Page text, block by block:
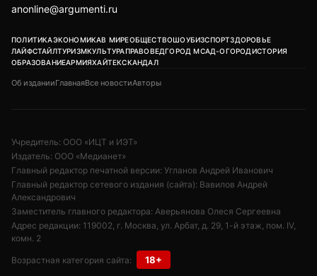
anonline@argumenti.ru
ПОЛИТИКАЭКОНОМИКАВ МИРЕОБЩЕСТВОШОУБИЗСПОРТЗДОРОВЬЕ
ЛАЙФСТАЙЛТУРИЗМКУЛЬТУРАПРАВОВЕДГОРОД МСАД-ОГОРОДИСТОРИЯ
ОБРАЗОВАНИЕАРМИЯХАЙТЕКСКАНДАЛ
Об изданииГлавнаяВсе новостиАвторы
Учредитель: ООО «ИЦТ и ИЭТ»
Издатель: ООО «Медианет»
Главный редактор печатной версии: Угланов Андрей Иванович
Главный редактор сетевого издания (сайта): Вавилов Андрей
Александрович
Заместитель главного редактора: Аверьянова Олеся Сергеевна
Адрес редакции: 119002, г. Москва, ул. Арбат, д. 29, 1-й этаж, пом. IV,
комн. 2
Возрастная категория сайта: 18+